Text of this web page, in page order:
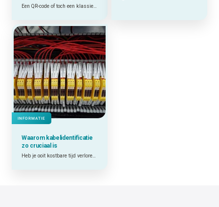
Een QR-code of toch een klassieke streepjescode? Alles hangt af van waar en waarvoor je de code gaat gebruiken, maar vaak is een [QR-code] de juiste keuze. We leggen even uit waarom!
INFORMATIE
Waarom kabelidentificatie
zo cruciaal is
Heb je ooit kostbare tijd verloren met het achterhalen van de functie van een kabel?